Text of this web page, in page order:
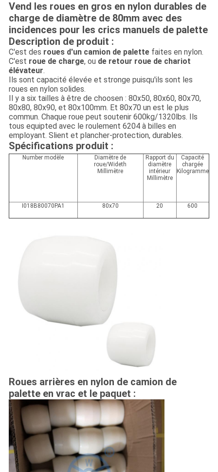
Vend les roues en gros en nylon durables de
charge de diamètre de 80mm avec des
incidences pour les crics manuels de palette
Description de produit :
C'est des roues d'un camion de palettefaites en nylon.
C'est roue de charge, ou de retour roue de chariot
élévateur.
Ils sont capacité élevée et stronge puisqu'ils sont les
roues en nylon solides.
Il y a six tailles à être de choosen : 80x50, 80x60, 80x70,
80x80, 80x90, et 80x100mm. Et 80x70 un est le plus
commun. Chaque roue peut soutenir 600kg/1320lbs. Ils
tous equipted avec le roulement 6204 à billes en
employant. Slient et plancher-protection, durables.
Spécifications produit :
Number modèle
Diamètre de
roue/Wideth
Millimètre
Rapport du
diamètre
intérieur
Millimètre
Capacité
chargée
Kilogramme
I018B80070PA1 80x70 20 600
Roues arrières en nylon de camion de
palette en vrac et le paquet :